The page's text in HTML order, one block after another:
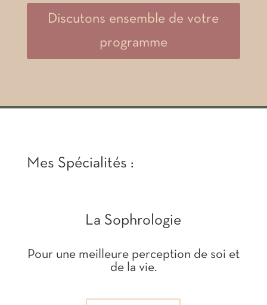
Discutons ensemble de votre
programme
Mes Spécialités :
La Sophrologie
Pour une meilleure perception de soi et
de la vie.